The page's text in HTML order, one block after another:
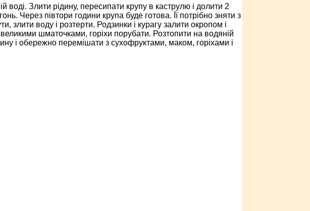
воді. Злити рідину, пересипати крупу в каструлю і долити 2
Через півтори години крупа буде готова. Її потрібно зняти з
злити воду і розтерти. Родзинки і курагу залити окропом і
шматочками, горіхи порубати. Розтопити на водяній
і обережно перемішати з сухофруктами, маком, горіхами і